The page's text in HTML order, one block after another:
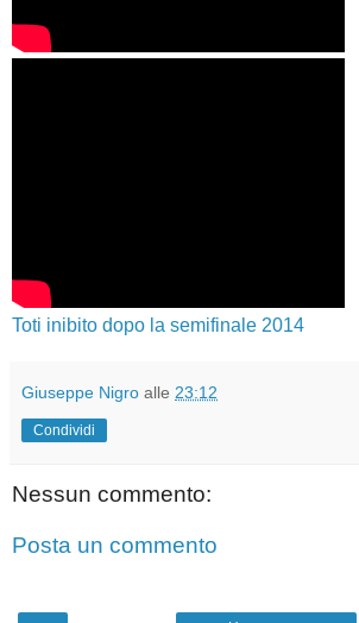
Toti inibito dopo la semifinale 2014
Giuseppe Nigro alle 23:12
Condividi
Nessun commento:
Posta un commento